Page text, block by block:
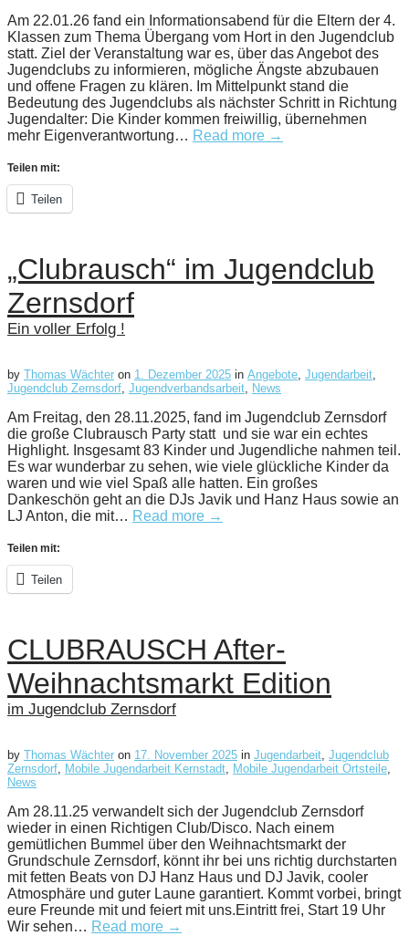
Am 22.01.26 fand ein Informationsabend für die Eltern der 4.
Klassen zum Thema Übergang vom Hort in den Jugendclub
statt. Ziel der Veranstaltung war es, über das Angebot des
Jugendclubs zu informieren, mögliche Ängste abzubauen
und offene Fragen zu klären. Im Mittelpunkt stand die
Bedeutung des Jugendclubs als nächster Schritt in Richtung
Jugendalter: Die Kinder kommen freiwillig, übernehmen
mehr Eigenverantwortung… Read more →
Teilen mit:
Teilen
„Clubrausch“ im Jugendclub
Zernsdorf
Ein voller Erfolg !
by Thomas Wächter on 1. Dezember 2025 in Angebote, Jugendarbeit,
Jugendclub Zernsdorf, Jugendverbandsarbeit, News
Am Freitag, den 28.11.2025, fand im Jugendclub Zernsdorf
die große Clubrausch Party statt und sie war ein echtes
Highlight. Insgesamt 83 Kinder und Jugendliche nahmen teil.
Es war wunderbar zu sehen, wie viele glückliche Kinder da
waren und wie viel Spaß alle hatten. Ein großes
Dankeschön geht an die DJs Javik und Hanz Haus sowie an
LJ Anton, die mit… Read more →
Teilen mit:
Teilen
CLUBRAUSCH After-
Weihnachtsmarkt Edition
im Jugendclub Zernsdorf
by Thomas Wächter on 17. November 2025 in Jugendarbeit, Jugendclub
Zernsdorf, Mobile Jugendarbeit Kernstadt, Mobile Jugendarbeit Ortsteile,
News
Am 28.11.25 verwandelt sich der Jugendclub Zernsdorf
wieder in einen Richtigen Club/Disco. Nach einem
gemütlichen Bummel über den Weihnachtsmarkt der
Grundschule Zernsdorf, könnt ihr bei uns richtig durchstarten
mit fetten Beats von DJ Hanz Haus und DJ Javik, cooler
Atmosphäre und guter Laune garantiert. Kommt vorbei, bringt
eure Freunde mit und feiert mit uns.Eintritt frei, Start 19 Uhr
Wir sehen… Read more →